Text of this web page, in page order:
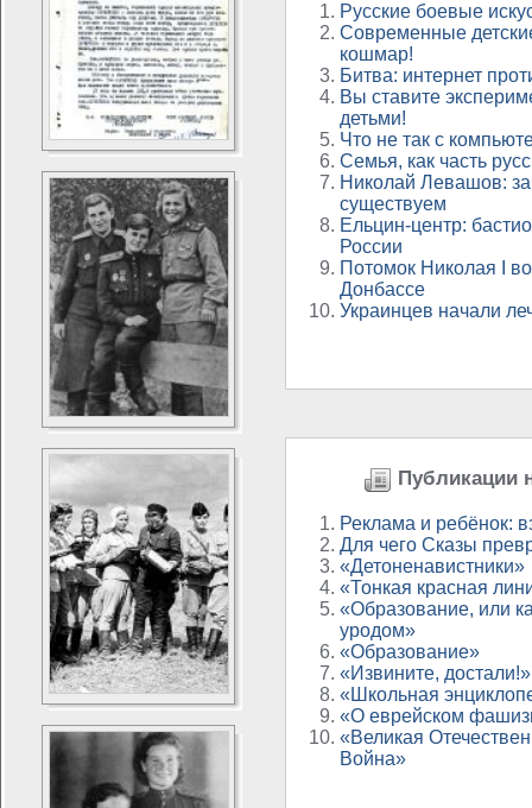
Русские боевые
Современные
кошмар!
Битва: интернет
Вы ставите
детьми!
Что не так с
Семья, как часть
Николай Левашов:
существуем
Ельцин-центр:
России
Потомок Николая I
Донбассе
Украинцев начали
Публикации
Реклама и ребёнок:
Для чего Сказы
«Детоненавистники»
«Тонкая красная
«Образование, или
уродом»
«Образование»
«Извините, достали!»
«Школьная
«О еврейском
«Великая
Война»